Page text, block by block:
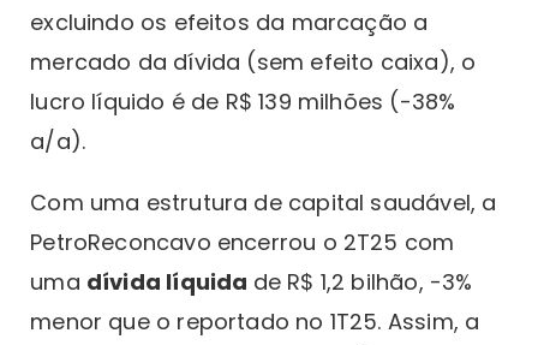
excluindo os efeitos da marcação a
mercado da dívida (sem efeito caixa), o
lucro líquido é de R$ 139 milhões (-38%
a/a).
Com uma estrutura de capital saudável, a
PetroReconcavo encerrou o 2T25 com
uma dívida líquida de R$ 1,2 bilhão, -3%
menor que o reportado no 1T25. Assim, a